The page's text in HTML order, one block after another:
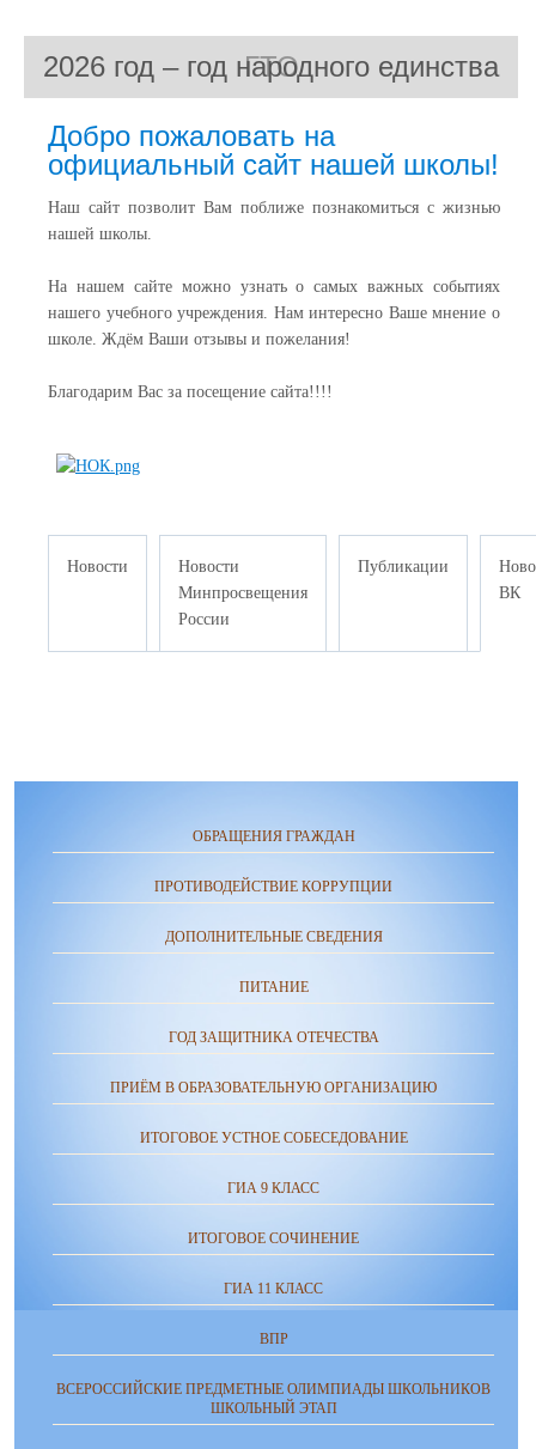
ГТО
2026 год – год народного единства
Добро пожаловать на
официальный сайт нашей школы!
Наш сайт позволит Вам поближе познакомиться с жизнью
нашей школы.
На нашем сайте можно узнать о самых важных событиях
нашего учебного учреждения. Нам интересно Ваше мнение о
школе. Ждём Ваши отзывы и пожелания!
Благодарим Вас за посещение сайта!!!!
Новости
Новости
Минпросвещения
России
Публикации
ВК
ОБРАЩЕНИЯ ГРАЖДАН
ПРОТИВОДЕЙСТВИЕ КОРРУПЦИИ
ДОПОЛНИТЕЛЬНЫЕ СВЕДЕНИЯ
ПИТАНИЕ
ГОД ЗАЩИТНИКА ОТЕЧЕСТВА
ПРИЁМ В ОБРАЗОВАТЕЛЬНУЮ ОРГАНИЗАЦИЮ
ИТОГОВОЕ УСТНОЕ СОБЕСЕДОВАНИЕ
ГИА 9 КЛАСС
ИТОГОВОЕ СОЧИНЕНИЕ
ГИА 11 КЛАСС
ВПР
ВСЕРОССИЙСКИЕ ПРЕДМЕТНЫЕ ОЛИМПИАДЫ ШКОЛЬНИКОВ
ШКОЛЬНЫЙ ЭТАП